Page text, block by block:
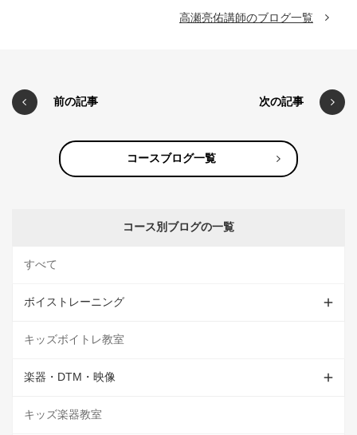
高瀬亮佑講師のブログ一覧
前の記事 次の記事
コースブログ一覧
コース別ブログの一覧
すべて
ボイストレーニング
キッズボイトレ教室
楽器・DTM・映像
キッズ楽器教室